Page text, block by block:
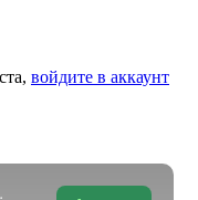
войдите в аккаунт